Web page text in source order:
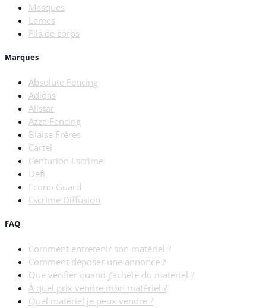
Masques
Lames
Fils de corps
Marques
Absolute Fencing
Adidas
Allstar
Azza Fencing
Blaise Frères
Cartel
Centurion Escrime
Defi
Econo Guard
Escrime Diffusion
FAQ
Comment entretenir son matériel ?
Comment déposer une annonce ?
Que vérifier quand j’achète du matériel ?
À quel prix vendre mon matériel ?
Quel matériel je peux vendre ?